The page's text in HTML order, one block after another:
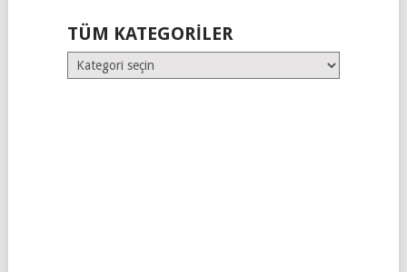
TÜM KATEGORILER
Tüm
Kategoriler